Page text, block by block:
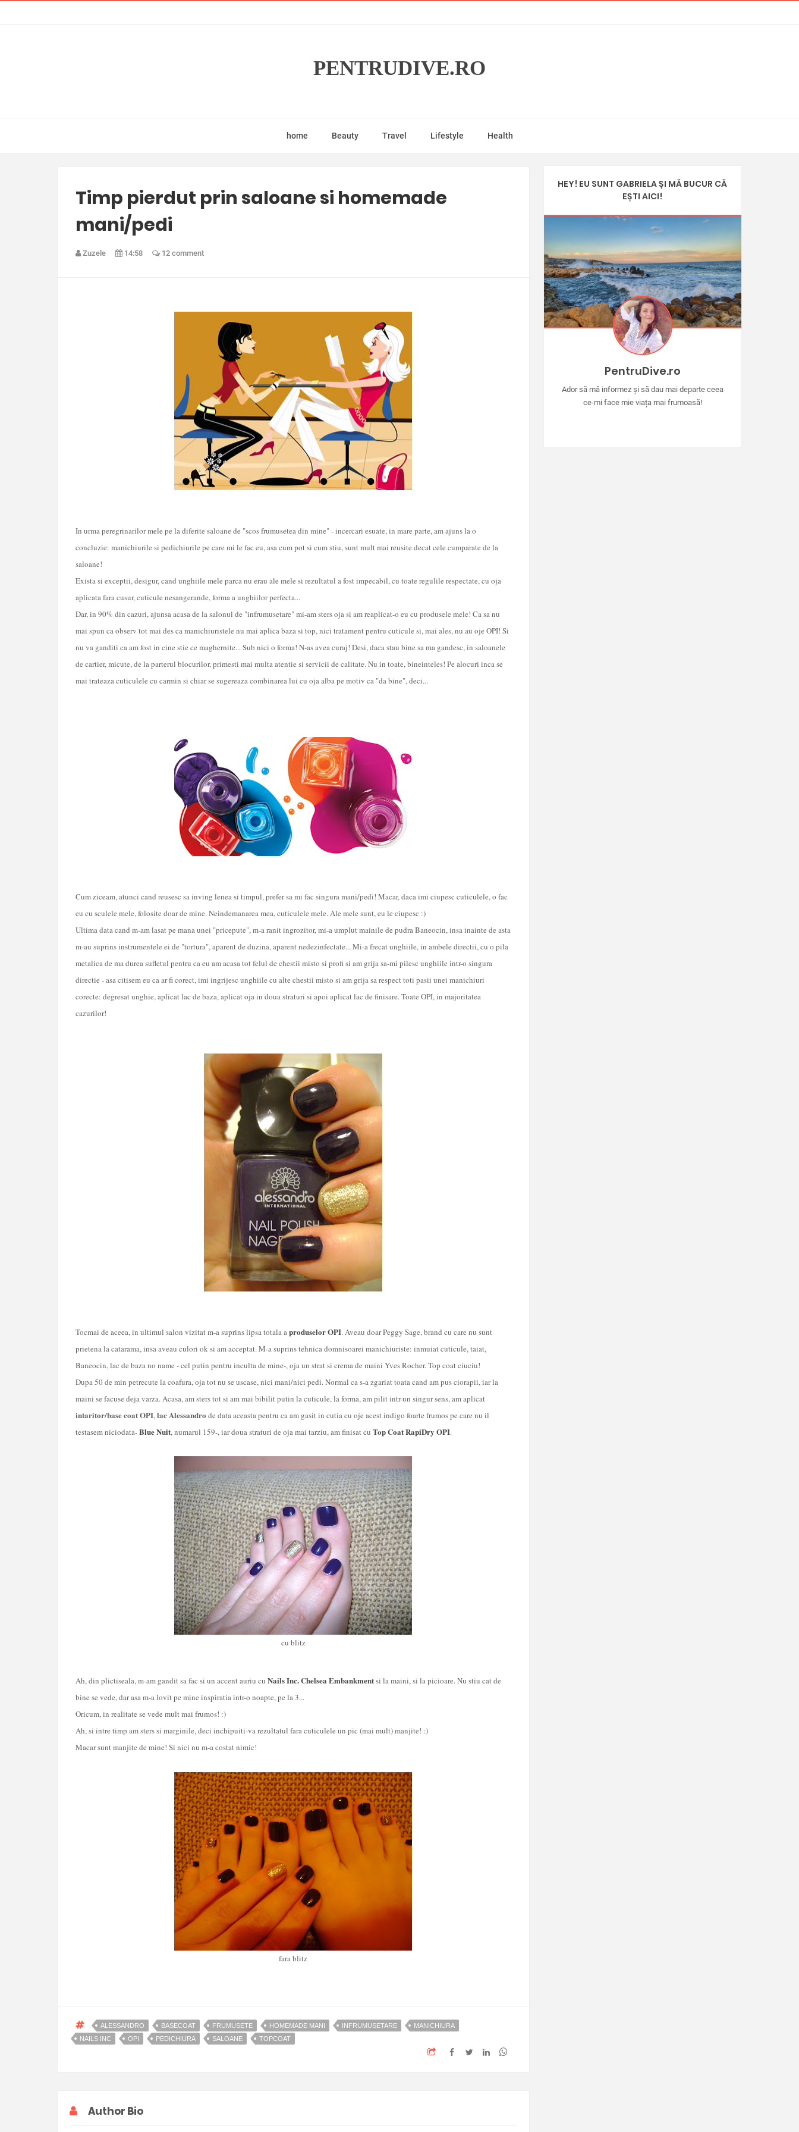
PENTRUDIVE.RO
home Beauty Travel Lifestyle Health
Timp pierdut prin saloane si homemade
mani/pedi
Zuzele 14:58 12 comment
In urma peregrinarilor mele pe la diferite saloane de "scos frumusetea din mine" - incercari esuate, in mare parte, am ajuns la o
concluzie: manichiurile si pedichiurile pe care mi le fac eu, asa cum pot si cum stiu, sunt mult mai reusite decat cele cumparate de la
saloane!
Exista si exceptii, desigur, cand unghiile mele parca nu erau ale mele si rezultatul a fost impecabil, cu toate regulile respectate, cu oja
aplicata fara cusur, cuticule nesangerande, forma a unghiilor perfecta...
Dar, in 90% din cazuri, ajunsa acasa de la salonul de "infrumusetare" mi-am sters oja si am reaplicat-o eu cu produsele mele! Ca sa nu
mai spun ca observ tot mai des ca manichiuristele nu mai aplica baza si top, nici tratament pentru cuticule si, mai ales, nu au oje OPI! Si
nu va ganditi ca am fost in cine stie ce maghernite... Sub nici o forma! N-as avea curaj! Desi, daca stau bine sa ma gandesc, in saloanele
de cartier, micute, de la parterul blocurilor, primesti mai multa atentie si servicii de calitate. Nu in toate, bineinteles! Pe alocuri inca se
mai trateaza cuticulele cu carmin si chiar se sugereaza combinarea lui cu oja alba pe motiv ca "da bine", deci...
Cum ziceam, atunci cand reusesc sa inving lenea si timpul, prefer sa mi fac singura mani/pedi! Macar, daca imi ciupesc cuticulele, o fac
eu cu sculele mele, folosite doar de mine. Neindemanarea mea, cuticulele mele. Ale mele sunt, eu le ciupesc :)
Ultima data cand m-am lasat pe mana unei "pricepute", m-a ranit ingrozitor, mi-a umplut mainile de pudra Baneocin, insa inainte de asta
m-au suprins instrumentele ei de "tortura", aparent de duzina, aparent nedezinfectate... Mi-a frecat unghiile, in ambele directii, cu o pila
metalica de ma durea sufletul pentru ca eu am acasa tot felul de chestii misto si profi si am grija sa-mi pilesc unghiile intr-o singura
directie - asa citisem eu ca ar fi corect, imi ingrijesc unghiile cu alte chestii misto si am grija sa respect toti pasii unei manichiuri
corecte: degresat unghie, aplicat lac de baza, aplicat oja in doua straturi si apoi aplicat lac de finisare. Toate OPI, in majoritatea
cazurilor!
Tocmai de aceea, in ultimul salon vizitat m-a suprins lipsa totala aproduselor OPI. Aveau doar Peggy Sage, brand cu care nu sunt
prietena la catarama, insa aveau culori ok si am acceptat. M-a suprins tehnica domnisoarei manichiuriste: inmuiat cuticule, taiat,
Baneocin, lac de baza no name - cel putin pentru inculta de mine-, oja un strat si crema de maini Yves Rocher. Top coat ciuciu!
Dupa 50 de min petrecute la coafura, oja tot nu se uscase, nici mani/nici pedi. Normal ca s-a zgariat toata cand am pus ciorapii, iar la
maini se facuse deja varza. Acasa, am sters tot si am mai bibilit putin la cuticule, la forma, am pilit intr-un singur sens, am aplicat
intaritor/base coat OPI,lac Alessandro de data aceasta pentru ca am gasit in cutia cu oje acest indigo foarte frumos pe care nu il
testasem niciodata-Blue Nuit, numarul 159-, iar doua straturi de oja mai tarziu, am finisat cu Top Coat RapiDry OPI.
cu blitz
Ah, din plictiseala, m-am gandit sa fac si un accent auriu cu Nails Inc. Chelsea Embankmentsi la maini, si la picioare. Nu stiu cat de
bine se vede, dar asa m-a lovit pe mine inspiratia intr-o noapte, pe la 3...
Oricum, in realitate se vede mult mai frumos! :)
Ah, si intre timp am sters si marginile, deci inchipuiti-va rezultatul fara cuticulele un pic (mai mult) manjite! :)
Macar sunt manjite de mine! Si nici nu m-a costat nimic!
fara blitz
ALESSANDRO BASECOAT FRUMUSETE HOMEMADE MANI INFRUMUSETARE
MANICHIURA
NAILS INC
OPI PEDICHIURA SALOANE TOPCOAT
Author Bio
HEY! EU SUNT GABRIELA ȘI MĂ BUCUR CĂ
EȘTI AICI!
PentruDive.ro
Ador să mă informez și să dau mai departe ceea
ce-mi face mie viața mai frumoasă!